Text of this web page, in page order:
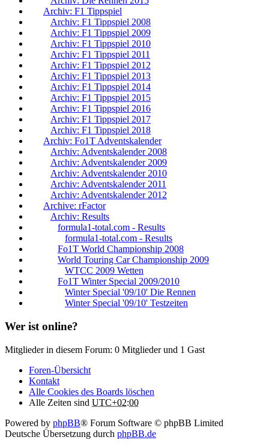
Archiv: F1 Tippspiel
Archiv: F1 Tippspiel 2008
Archiv: F1 Tippspiel 2009
Archiv: F1 Tippspiel 2010
Archiv: F1 Tippspiel 2011
Archiv: F1 Tippspiel 2012
Archiv: F1 Tippspiel 2013
Archiv: F1 Tippspiel 2014
Archiv: F1 Tippspiel 2015
Archiv: F1 Tippspiel 2016
Archiv: F1 Tippspiel 2017
Archiv: F1 Tippspiel 2018
Archiv: Fo1T Adventskalender
Archiv: Adventskalender 2008
Archiv: Adventskalender 2009
Archiv: Adventskalender 2010
Archiv: Adventskalender 2011
Archiv: Adventskalender 2012
Archive: rFactor
Archiv: Results
formula1-total.com - Results
formula1-total.com - Results
Fo1T World Championship 2008
World Touring Car Championship 2009
WTCC 2009 Wetten
Fo1T Winter Special 2009/2010
Winter Special '09/10' Die Rennen
Winter Special '09/10' Testzeiten
Wer ist online?
Mitglieder in diesem Forum: 0 Mitglieder und 1 Gast
Foren-Übersicht
Kontakt
Alle Cookies des Boards löschen
Alle Zeiten sind UTC+02:00
Powered by phpBB® Forum Software © phpBB Limited
Deutsche Übersetzung durch phpBB.de